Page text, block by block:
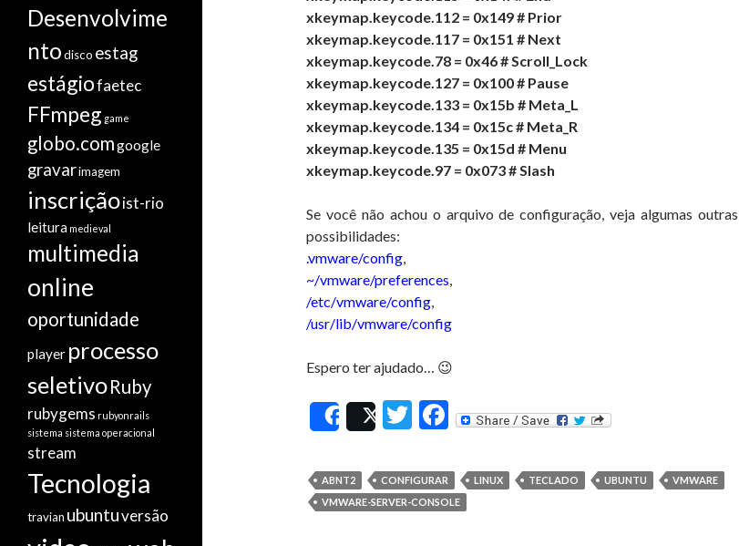
xkeymap.keycode.112 = 0x149 # Prior
xkeymap.keycode.117 = 0x151 # Next
xkeymap.keycode.78 = 0x46 # Scroll_Lock
xkeymap.keycode.127 = 0x100 # Pause
xkeymap.keycode.133 = 0x15b # Meta_L
xkeymap.keycode.134 = 0x15c # Meta_R
xkeymap.keycode.135 = 0x15d # Menu
xkeymap.keycode.97 = 0x073 # Slash
Se você não achou o arquivo de configuração, veja algumas outras
possibilidades:
.vmware/config,
~/vmware/preferences,
/etc/vmware/config,
/usr/lib/vmware/config
Espero ter ajudado… 😉
SharePostT
itt
er
F
e
b
ABNT2 CONFIGURAR LINUX TECLADO UBUNTU
VMWARE
VMWARE-SERVER-CONSOLE
Desenvolvime
ntodisco estag
estágiofaetec
FFmpeg game
globo.comgoogle
gravarimagem
inscriçãoist-rio
leitura medieval
multimedia
online
oportunidade
player processo
seletivoRuby
rubygems rubyonrails
sistema sistema operacional
stream
Tecnologia
travian ubuntuversão